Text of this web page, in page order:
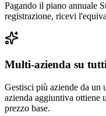
Pagando il piano annuale
registrazione, ricevi
Multi-azienda su
Gestisci più aziende da un
azienda aggiuntiva ottiene
prezzo base.